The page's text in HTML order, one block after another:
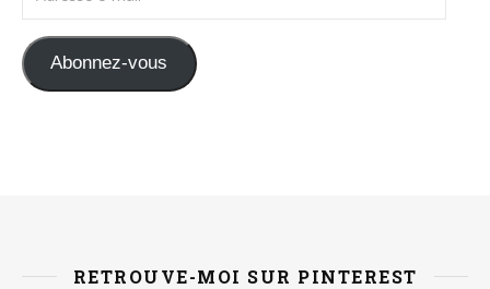
Abonnez-vous
RETROUVE-MOI SUR PINTEREST